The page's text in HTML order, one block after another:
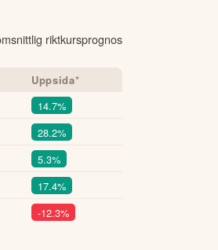
riktkursprognos
Uppsida*
14.7%
28.2%
5.3%
17.4%
-12.3%